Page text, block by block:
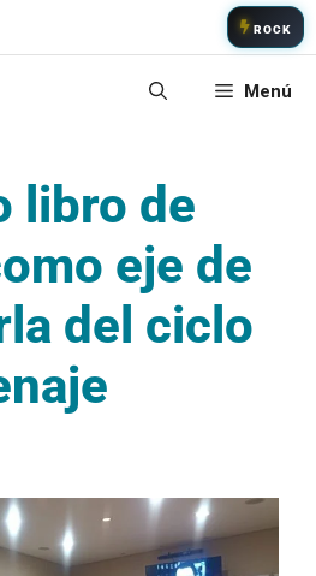
ROCK
Menú
libro de
eje de
del ciclo